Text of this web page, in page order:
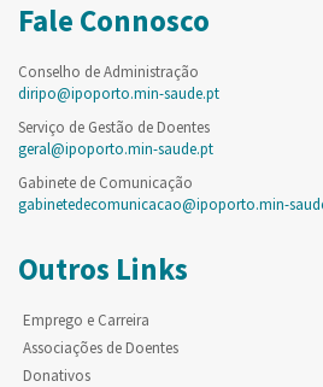
Fale Connosco
Conselho de Administração
diripo@ipoporto.min-saude.pt
Serviço de Gestão de Doentes
geral@ipoporto.min-saude.pt
Gabinete de Comunicação
gabinetedecomunicacao@ipoporto.min-
Outros Links
Emprego e Carreira
Associações de Doentes
Donativos